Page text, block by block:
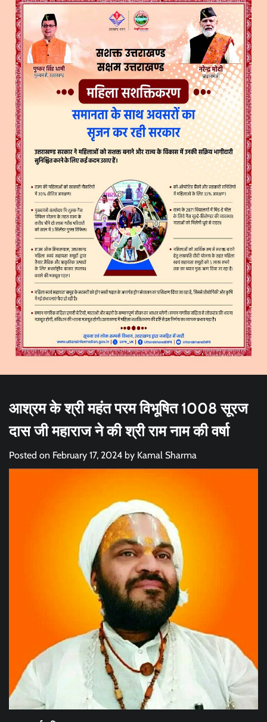
आश्रम के श्री महंत परम विभूषित 1008 सूरज
दास जी महाराज ने की श्री राम नाम की वर्षा
Posted on February 17, 2024 by Kamal Sharma